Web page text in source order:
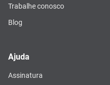
Trabalhe conosco
Blog
Ajuda
Assinatura